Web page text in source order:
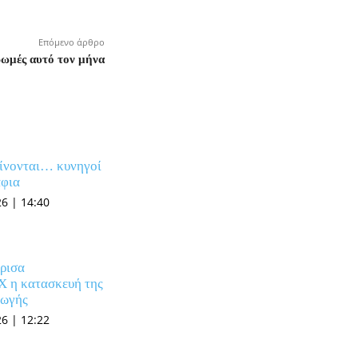
Επόμενο άρθρο
αυτό τον μήνα
κυνηγοί
| 14:40
η κατασκευή της
| 12:22